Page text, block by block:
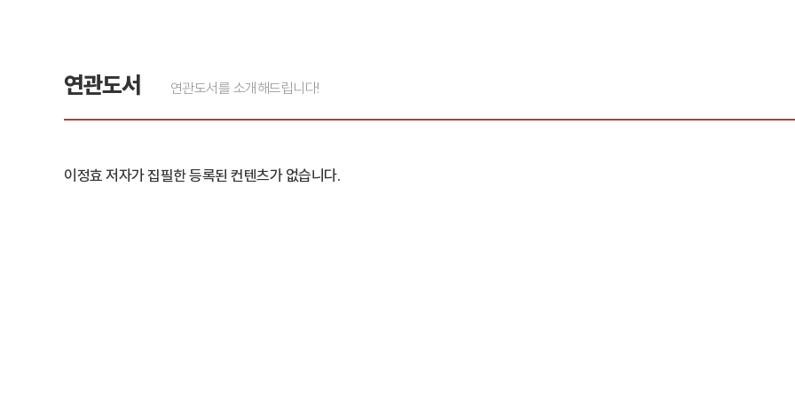
연관도서 연관도서를 소개해드립니다!
이정효 저자가 집필한 등록된 컨텐츠가 없습니다.